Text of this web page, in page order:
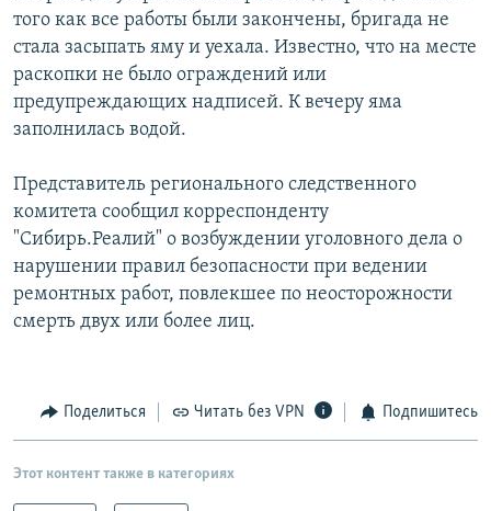
того как все работы были закончены, бригада не
стала засыпать яму и уехала. Известно, что на месте
раскопки не было ограждений или
предупреждающих надписей. К вечеру яма
заполнилась водой.
Представитель регионального следственного
комитета сообщил корреспонденту
"Сибирь.Реалий" о возбуждении уголовного дела о
нарушении правил безопасности при ведении
ремонтных работ, повлекшее по неосторожности
смерть двух или более лиц.​
Поделиться Читать без VPN Подпишитесь
Этот контент также в категориях